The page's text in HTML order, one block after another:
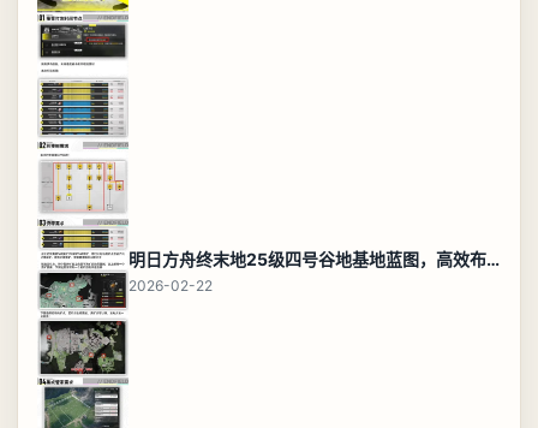
明日方舟终末地25级四号谷地基地蓝图，高效布局规划
2026-02-22